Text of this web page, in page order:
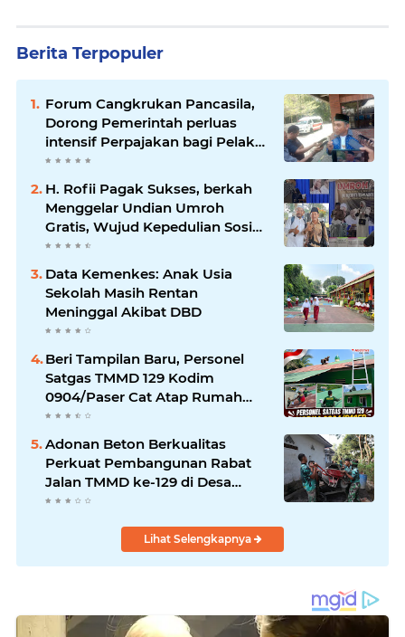
Berita Terpopuler
Forum Cangkrukan Pancasila,
Dorong Pemerintah perluas
intensif Perpajakan bagi Pelaku
Usaha UMKM.
H. Rofii Pagak Sukses, berkah
Menggelar Undian Umroh
Gratis, Wujud Kepedulian Sosial
berbagi.
Data Kemenkes: Anak Usia
Sekolah Masih Rentan
Meninggal Akibat DBD
Beri Tampilan Baru, Personel
Satgas TMMD 129 Kodim
0904/Paser Cat Atap Rumah
Marbot
Adonan Beton Berkualitas
Perkuat Pembangunan Rabat
Jalan TMMD ke-129 di Desa
Ledoktempuro
Lihat Selengkapnya